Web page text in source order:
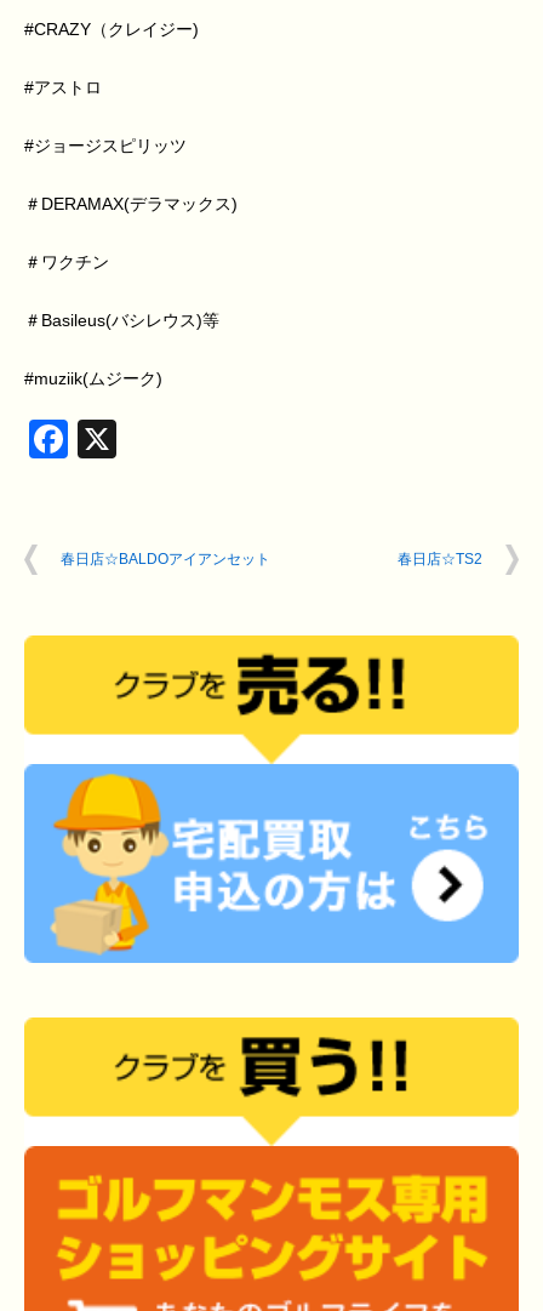
#CRAZY（クレイジー)
#アストロ
#ジョージスピリッツ
＃DERAMAX(デラマックス)
＃ワクチン
＃Basileus(バシレウス)等
#muziik(ムジーク)
Facebook
春日店☆BALDOアイアンセット 春日店☆TS2